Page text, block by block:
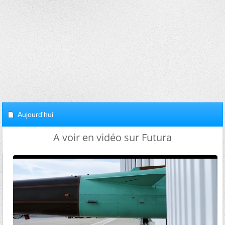
Aujourd'hui
A voir en vidéo sur Futura